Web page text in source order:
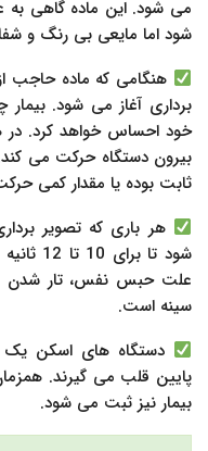
می شود. این ماده گاهی
شود اما مایعی بی رنگ و
هنگامی که ماده حاجب
برداری آغاز می شود.
خود احساس خواهد کرد. در
بیرون دستگاه حرکت می
ثابت بوده یا مقدار کمی
هر باری که تصویر
شود
علت حبس نفس، تار
سینه است.
دستگاه های اسکن
پایین قلب می گیرند.
بیمار نیز ثبت می شود.